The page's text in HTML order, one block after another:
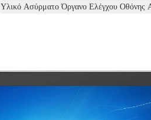
Υλικό Ασύρματο Όργανο Ελέγχου Οθόνης